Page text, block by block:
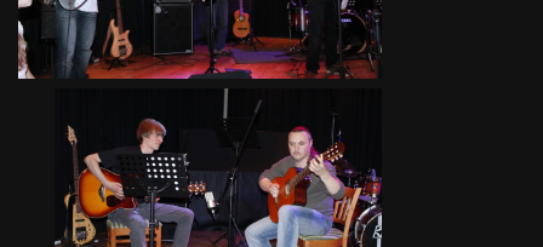
Ferienfinale
Freizeit 2010